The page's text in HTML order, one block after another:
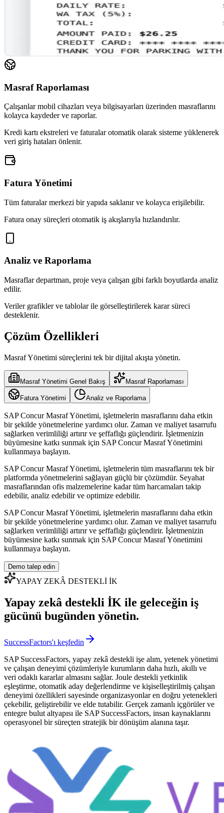
Masraf Raporlaması
Çalışanlar mobil cihazları veya bilgisayarları üzerinden masraflarını
kolayca kaydeder ve raporlar.
Kredi kartı ekstreleri ve faturalar otomatik olarak sisteme yüklenerek
veri giriş hataları önlenir.
Fatura Yönetimi
Tüm faturalar merkezi bir yapıda saklanır ve kolayca erişilebilir.
Fatura onay süreçleri otomatik iş akışlarıyla hızlandırılır.
Analiz ve Raporlama
Masraflar departman, proje veya çalışan gibi farklı boyutlarda analiz
edilir.
Veriler grafikler ve tablolar ile görselleştirilerek karar süreci
desteklenir.
Çözüm Özellikleri
Masraf Yönetimi süreçlerini tek bir dijital akışta yönetin.
Masraf Yönetimi Genel Bakış Masraf Raporlaması
Fatura Yönetimi Analiz ve Raporlama
SAP Concur Masraf Yönetimi, işletmelerin masraflarını daha etkin
bir şekilde yönetmelerine yardımcı olur. Zaman ve maliyet tasarrufu
sağlarken verimliliği artırır ve şeffaflığı güçlendirir. İşletmenizin
büyümesine katkı sunmak için SAP Concur Masraf Yönetimini
kullanmaya başlayın.
SAP Concur Masraf Yönetimi, işletmelerin tüm masraflarını tek bir
platformda yönetmelerini sağlayan güçlü bir çözümdür. Seyahat
masraflarından ofis malzemelerine kadar tüm harcamaları takip
edebilir, analiz edebilir ve optimize edebilir.
SAP Concur Masraf Yönetimi, işletmelerin masraflarını daha etkin
bir şekilde yönetmelerine yardımcı olur. Zaman ve maliyet tasarrufu
sağlarken verimliliği artırır ve şeffaflığı güçlendirir. İşletmenizin
büyümesine katkı sunmak için SAP Concur Masraf Yönetimini
kullanmaya başlayın.
Demo talep edin
YAPAY ZEKÂ DESTEKLİ İK
Yapay zekâ destekli İK ile geleceğin iş
gücünü bugünden yönetin.
SuccessFactors'ı keşfedin
SAP SuccessFactors, yapay zekâ destekli işe alım, yetenek yönetimi
ve çalışan deneyimi çözümleriyle kurumların daha hızlı, akıllı ve
veri odaklı kararlar almasını sağlar. Joule destekli yetkinlik
eşleştirme, otomatik aday değerlendirme ve kişiselleştirilmiş çalışan
deneyimi özellikleri sayesinde organizasyonlar en doğru yetenekleri
çekebilir, geliştirebilir ve elde tutabilir. Gerçek zamanlı içgörüler ve
entegre bulut altyapısı ile SAP SuccessFactors, insan kaynaklarını
operasyonel bir süreçten stratejik bir dönüşüm alanına taşır.